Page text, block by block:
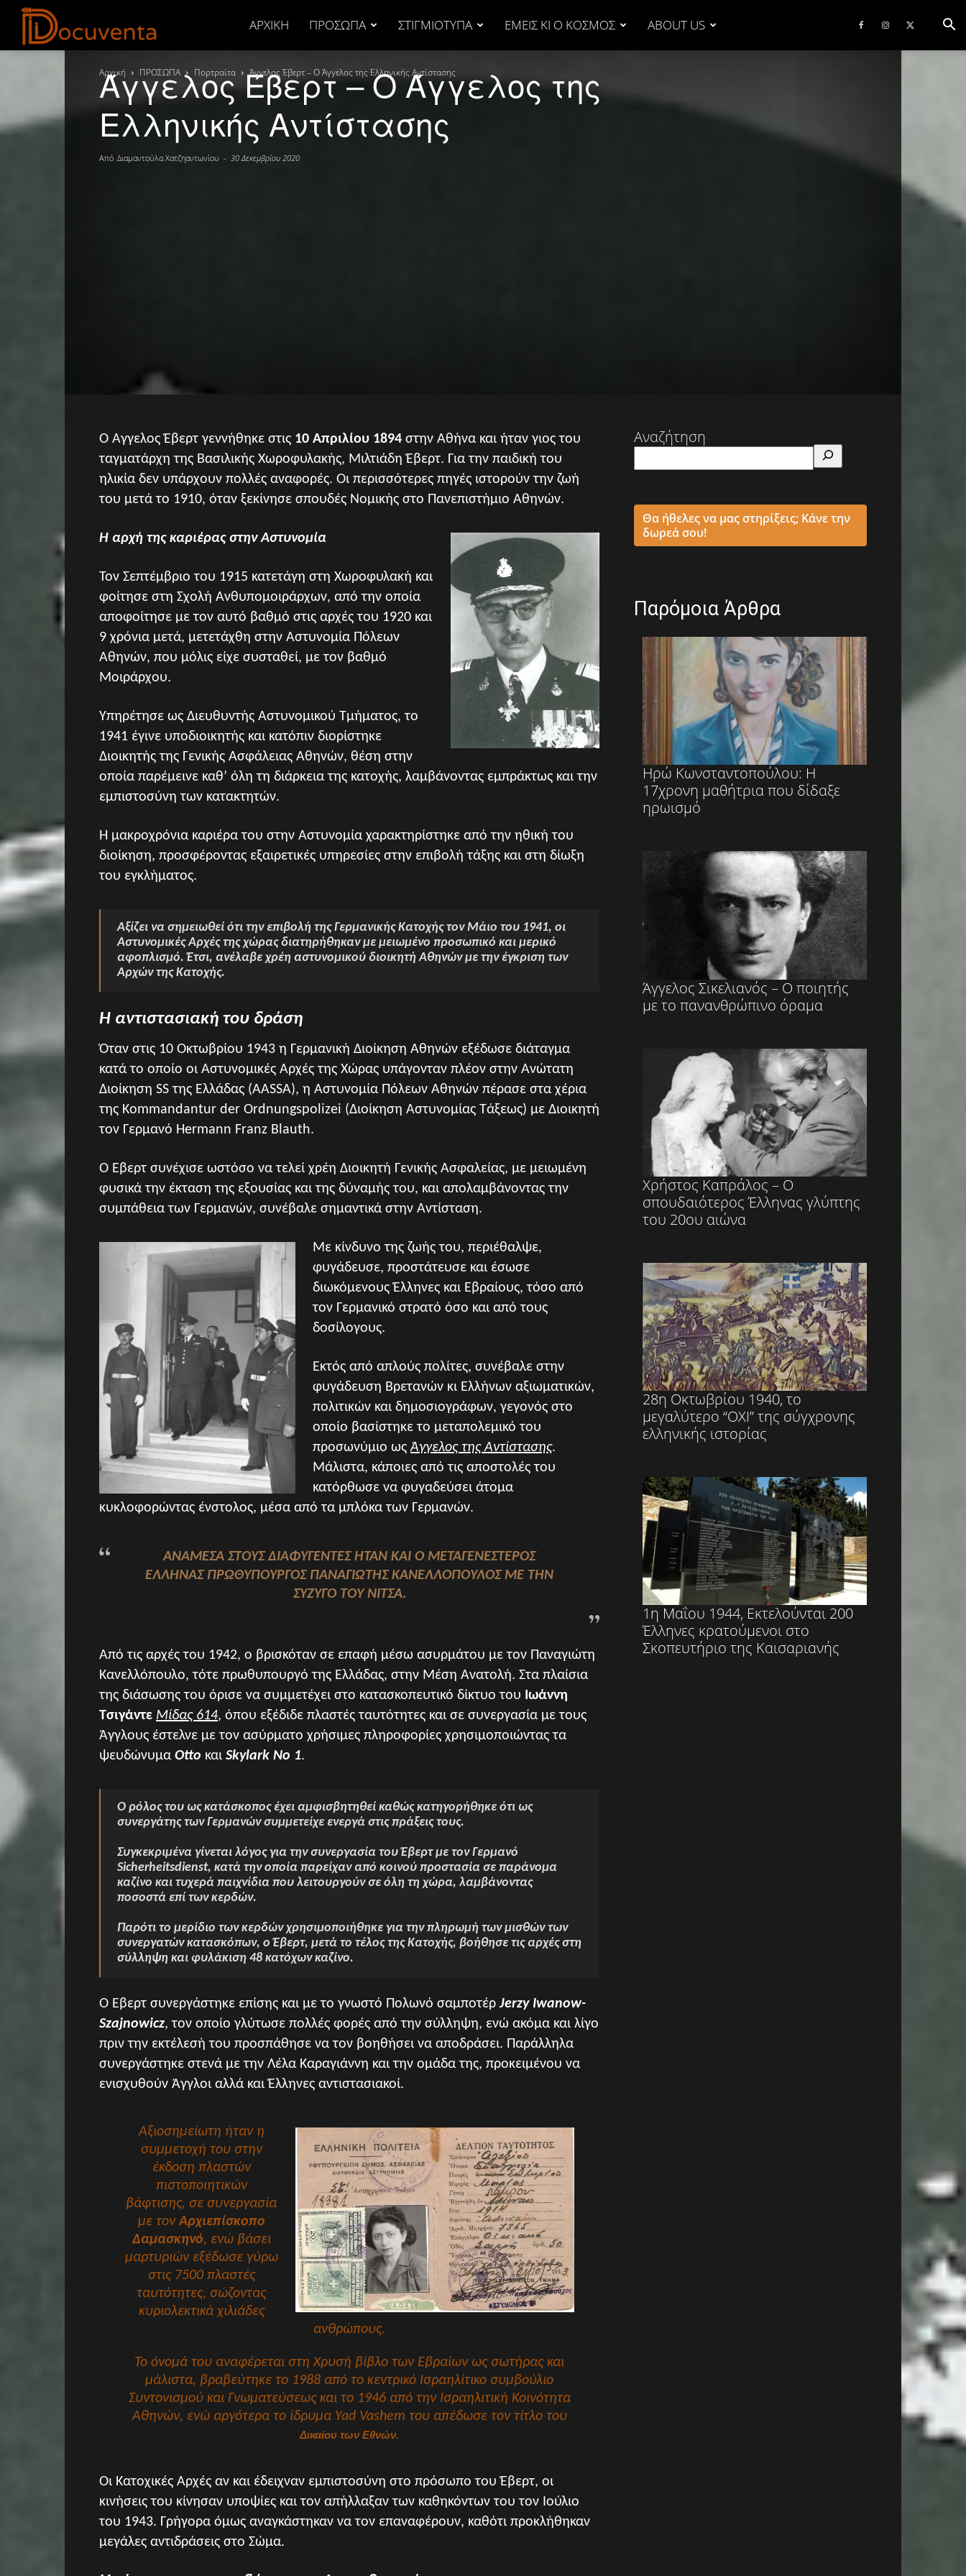
ΑΡΧΙΚΉ ΠΡΟΣΩΠΑ ΣΤΙΓΜΙΟΤΥΠΑ ΕΜΕΙΣ ΚΙ Ο ΚΟΣΜΟΣ ABOUT US
Αρχική ΠΡΟΣΩΠΑ Πορτραίτα Άγγελος Έβερτ – Ο Άγγελος της Ελληνικής Αντίστασης
Άγγελος Έβερτ – Ο Άγγελος της
Ελληνικής Αντίστασης
Από Διαμαντούλα Χατζηαντωνίου - 30 Δεκεμβρίου 2020
Ο Άγγελος Έβερτ γεννήθηκε στις 10 Απριλίου 1894 στην Αθήνα και ήταν γιος του
ταγματάρχη της Βασιλικής Χωροφυλακής, Μιλτιάδη Έβερτ. Για την παιδική του
ηλικία δεν υπάρχουν πολλές αναφορές. Οι περισσότερες πηγές ιστορούν την ζωή
του μετά το 1910, όταν ξεκίνησε σπουδές Νομικής στο Πανεπιστήμιο Αθηνών.
Η αρχή της καριέρας στην Αστυνομία
Τον Σεπτέμβριο του 1915 κατετάγη στη Χωροφυλακή και
φοίτησε στη Σχολή Ανθυπομοιράρχων, από την οποία
αποφοίτησε με τον αυτό βαθμό στις αρχές του 1920 και
9 χρόνια μετά, μετετάχθη στην Αστυνομία Πόλεων
Αθηνών, που μόλις είχε συσταθεί, με τον βαθμό
Μοιράρχου.
Υπηρέτησε ως Διευθυντής Αστυνομικού Τμήματος, το
1941 έγινε υποδιοικητής και κατόπιν διορίστηκε
Διοικητής της Γενικής Ασφάλειας Αθηνών, θέση στην
οποία παρέμεινε καθ’ όλη τη διάρκεια της κατοχής, λαμβάνοντας εμπράκτως και την
εμπιστοσύνη των κατακτητών.
Η μακροχρόνια καριέρα του στην Αστυνομία χαρακτηρίστηκε από την ηθική του
διοίκηση, προσφέροντας εξαιρετικές υπηρεσίες στην επιβολή τάξης και στη δίωξη
του εγκλήματος.
Αξίζει να σημειωθεί ότι την επιβολή της Γερμανικής Κατοχής τον Μάιο του 1941, οι
Αστυνομικές Αρχές της χώρας διατηρήθηκαν με μειωμένο προσωπικό και μερικό
αφοπλισμό. Έτσι, ανέλαβε χρέη αστυνομικού διοικητή Αθηνών με την έγκριση των
Αρχών της Κατοχής.
Η αντιστασιακή του δράση
Όταν στις 10 Οκτωβρίου 1943 η Γερμανική Διοίκηση Αθηνών εξέδωσε διάταγμα
κατά το οποίο οι Αστυνομικές Αρχές της Χώρας υπάγονταν πλέον στην Ανώτατη
Διοίκηση SS της Ελλάδας (AASSA), η Αστυνομία Πόλεων Αθηνών πέρασε στα χέρια
της Kommandantur der Ordnungspolizei (Διοίκηση Αστυνομίας Τάξεως) με Διοικητή
τον Γερμανό Hermann Franz Blauth.
Ο Έβερτ συνέχισε ωστόσο να τελεί χρέη Διοικητή Γενικής Ασφαλείας, με μειωμένη
φυσικά την έκταση της εξουσίας και της δύναμής του, και απολαμβάνοντας την
συμπάθεια των Γερμανών, συνέβαλε σημαντικά στην Αντίσταση.
Με κίνδυνο της ζωής του, περιέθαλψε,
φυγάδευσε, προστάτευσε και έσωσε
διωκόμενους Έλληνες και Εβραίους, τόσο από
τον Γερμανικό στρατό όσο και από τους
δοσίλογους.
Εκτός από απλούς πολίτες, συνέβαλε στην
φυγάδευση Βρετανών κι Ελλήνων αξιωματικών,
πολιτικών και δημοσιογράφων, γεγονός στο
οποίο βασίστηκε το μεταπολεμικό του
προσωνύμιο ωςΆγγελος της Αντίστασης.
Μάλιστα, κάποιες από τις αποστολές του
κατόρθωσε να φυγαδεύσει άτομα
κυκλοφορώντας ένστολος, μέσα από τα μπλόκα των Γερμανών.
ΑΝΆΜΕΣΑ ΣΤΟΥΣ ΔΙΑΦΥΓΈΝΤΕΣ ΉΤΑΝ ΚΑΙ Ο ΜΕΤΑΓΕΝΈΣΤΕΡΟΣ
ΈΛΛΗΝΑΣ ΠΡΩΘΥΠΟΥΡΓΌΣ ΠΑΝΑΓΙΏΤΗΣ ΚΑΝΕΛΛΌΠΟΥΛΟΣ ΜΕ ΤΗΝ
ΣΎΖΥΓΟ ΤΟΥ ΝΊΤΣΑ.
Από τις αρχές του 1942, ο βρισκόταν σε επαφή μέσω ασυρμάτου με τον Παναγιώτη
Κανελλόπουλο, τότε πρωθυπουργό της Ελλάδας, στην Μέση Ανατολή. Στα πλαίσια
της διάσωσης του όρισε να συμμετέχει στο κατασκοπευτικό δίκτυο του Ιωάννη
Τσιγάντε Μίδας 614, όπου εξέδιδε πλαστές ταυτότητες και σε συνεργασία με τους
Άγγλους έστελνε με τον ασύρματο χρήσιμες πληροφορίες χρησιμοποιώντας τα
ψευδώνυμα Otto και Skylark No 1.
Ο ρόλος του ως κατάσκοπος έχει αμφισβητηθεί καθώς κατηγορήθηκε ότι ως
συνεργάτης των Γερμανών συμμετείχε ενεργά στις πράξεις τους.
Συγκεκριμένα γίνεται λόγος για την συνεργασία του Έβερτ με τον Γερμανό
Sicherheitsdienst, κατά την οποία παρείχαν από κοινού προστασία σε παράνομα
καζίνο και τυχερά παιχνίδια που λειτουργούν σε όλη τη χώρα, λαμβάνοντας
ποσοστά επί των κερδών.
Παρότι το μερίδιο των κερδών χρησιμοποιήθηκε για την πληρωμή των μισθών των
συνεργατών κατασκόπων, ο Έβερτ, μετά το τέλος της Κατοχής, βοήθησε τις αρχές στη
σύλληψη και φυλάκιση 48 κατόχων καζίνο.
Ο Έβερτ συνεργάστηκε επίσης και με το γνωστό Πολωνό σαμποτέρJerzy Iwanow-
Szajnowicz, τον οποίο γλύτωσε πολλές φορές από την σύλληψη, ενώ ακόμα και λίγο
πριν την εκτέλεσή του προσπάθησε να τον βοηθήσει να αποδράσει. Παράλληλα
συνεργάστηκε στενά με την Λέλα Καραγιάννη και την ομάδα της, προκειμένου να
ενισχυθούν Άγγλοι αλλά και Έλληνες αντιστασιακοί.
Αξιοσημείωτη ήταν η
συμμετοχή του στην
έκδοση πλαστών
πιστοποιητικών
βάφτισης, σε συνεργασία
με τονΑρχιεπίσκοπο
Δαμασκηνό, ενώ βάσει
μαρτυριών εξέδωσε γύρω
στις 7500 πλαστές
ταυτότητες, σώζοντας
κυριολεκτικά χιλιάδες
ανθρώπους.
Το όνομά του αναφέρεται στη Χρυσή βίβλο των Εβραίων ως σωτήρας και
μάλιστα, βραβεύτηκε το 1988 από το κεντρικό Ισραηλίτικο συμβούλιο
Συντονισμού και Γνωματεύσεως και το 1946 από την Ισραηλιτική Κοινότητα
Αθηνών, ενώ αργότερα το ίδρυμα Yad Vashem του απέδωσε τον τίτλο του
Δικαίου των Εθνών.
Οι Κατοχικές Αρχές αν και έδειχναν εμπιστοσύνη στο πρόσωπο του Έβερτ, οι
κινήσεις του κίνησαν υποψίες και τον απήλλαξαν των καθηκόντων του τον Ιούλιο
του 1943. Γρήγορα όμως αναγκάστηκαν να τον επαναφέρουν, καθότι προκλήθηκαν
μεγάλες αντιδράσεις στο Σώμα.
Αναζήτηση
Θα ήθελες να μας στηρίξεις; Κάνε την
δωρεά σου!
Παρόμοια Άρθρα
Ηρώ Κωνσταντοπούλου: Η
17χρονη μαθήτρια που δίδαξε
ηρωισμό
Άγγελος Σικελιανός – Ο ποιητής
με το πανανθρώπινο όραμα
Χρήστος Καπράλος – Ο
σπουδαιότερος Έλληνας γλύπτης
του 20ου αιώνα
28η Οκτωβρίου 1940, το
μεγαλύτερο “ΟΧΙ” της σύγχρονης
ελληνικής ιστορίας
1η Μαΐου 1944, Εκτελούνται 200
Έλληνες κρατούμενοι στο
Σκοπευτήριο της Καισαριανής